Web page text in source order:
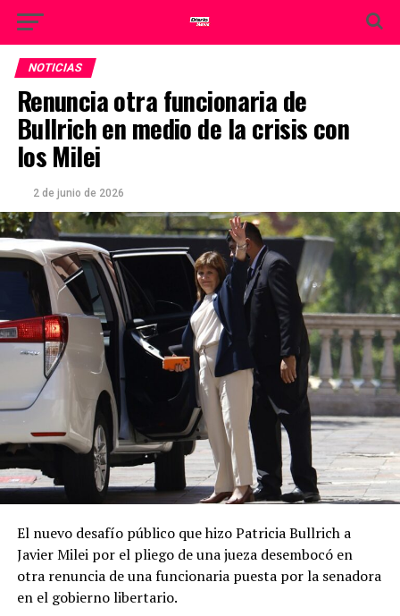
NOTICIAS
Renuncia otra funcionaria de
Bullrich en medio de la crisis con
los Milei
2 de junio de 2026
El nuevo desafío público que hizo Patricia Bullrich a
Javier Milei por el pliego de una jueza desembocó en
otra renuncia de una funcionaria puesta por la senadora
en el gobierno libertario.